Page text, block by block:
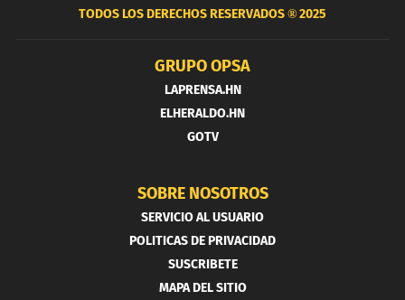
TODOS LOS DERECHOS RESERVADOS ®2025
GRUPO OPSA
LAPRENSA.HN
ELHERALDO.HN
GOTV
SOBRE NOSOTROS
SERVICIO AL USUARIO
POLITICAS DE PRIVACIDAD
SUSCRIBETE
MAPA DEL SITIO